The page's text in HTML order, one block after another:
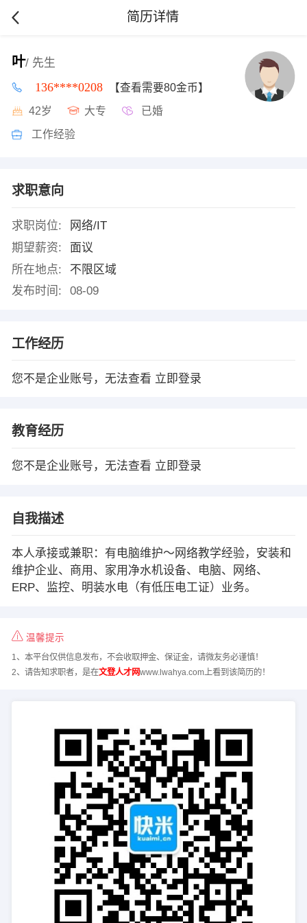
简历详情
叶/ 先生
136****0208 【查看需要80金币】
42岁 大专 已婚
工作经验
求职意向
求职岗位:
网络/IT
期望薪资:
面议
所在地点:
不限区域
发布时间:
08-09
工作经历
您不是企业账号，无法查看 立即登录
教育经历
您不是企业账号，无法查看 立即登录
自我描述
本人承接或兼职：有电脑维护～网络教学经验，安装和
维护企业、商用、家用净水机设备、电脑、网络、
ERP、监控、明装水电（有低压电工证）业务。
温馨提示
1、本平台仅供信息发布，不会收取押金、保证金，请微友务必谨慎！
2、请告知求职者，是在文登人才网www.lwahya.com上看到该简历的！